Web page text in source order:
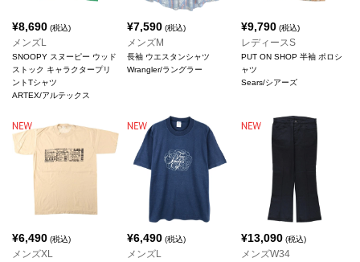
¥8,690 (税込)
メンズL
SNOOPY スヌーピー ウッド
ストック キャラクタープリ
ントTシャツ
ARTEX/アルテックス
¥7,590(税込)
メンズM
長袖 ウエスタンシャツ
Wrangler/ラングラー
¥9,790 (税込)
レディースS
PUT ON SHOP 半袖 ポロシ
ャツ
Sears/シアーズ
¥6,490 (税込)
メンズXL
¥6,490(税込)
メンズL
¥13,090 (税込)
メンズW34